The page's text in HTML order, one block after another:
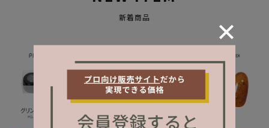
新着商品